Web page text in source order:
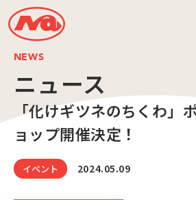
HOME
ニュース
ビジネス
作品紹介
会社案内
創業50周年記念ページ
音楽配信
採用情報
NEWS
ニュース
「化けギツネのちくわ」
ョップ開催決定！
イベント 2024.05.09